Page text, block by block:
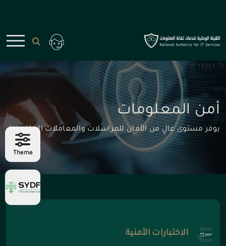
Theme
أمن المعلومات
يوفر مستوى عالٍ من الأمان للمراسلات والمعاملات الإلكترونية
الاختبارات الأمنية